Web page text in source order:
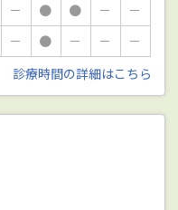
－ ● ● －
－
－ ● － －
－
診療時間の詳細はこちら